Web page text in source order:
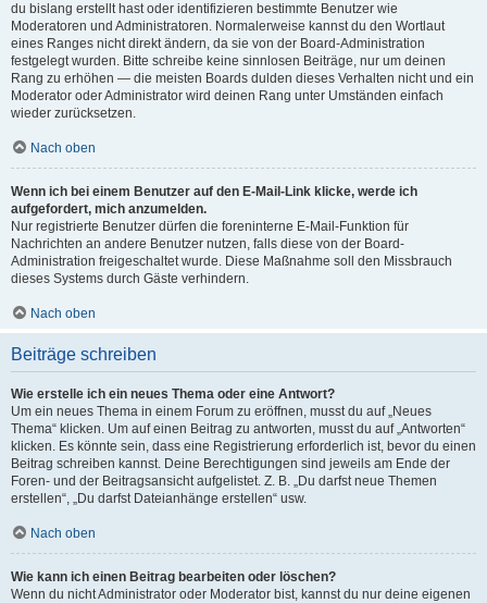
du bislang erstellt hast oder identifizieren bestimmte Benutzer wie
Moderatoren und Administratoren. Normalerweise kannst du den Wortlaut
eines Ranges nicht direkt ändern, da sie von der Board-Administration
festgelegt wurden. Bitte schreibe keine sinnlosen Beiträge, nur um deinen
Rang zu erhöhen — die meisten Boards dulden dieses Verhalten nicht und ein
Moderator oder Administrator wird deinen Rang unter Umständen einfach
wieder zurücksetzen.
Nach oben
Wenn ich bei einem Benutzer auf den E-Mail-Link klicke, werde ich
aufgefordert, mich anzumelden.
Nur registrierte Benutzer dürfen die foreninterne E-Mail-Funktion für
Nachrichten an andere Benutzer nutzen, falls diese von der Board-
Administration freigeschaltet wurde. Diese Maßnahme soll den Missbrauch
dieses Systems durch Gäste verhindern.
Nach oben
Beiträge schreiben
Wie erstelle ich ein neues Thema oder eine Antwort?
Um ein neues Thema in einem Forum zu eröffnen, musst du auf „Neues
Thema“ klicken. Um auf einen Beitrag zu antworten, musst du auf „Antworten“
klicken. Es könnte sein, dass eine Registrierung erforderlich ist, bevor du einen
Beitrag schreiben kannst. Deine Berechtigungen sind jeweils am Ende der
Foren- und der Beitragsansicht aufgelistet. Z. B. „Du darfst neue Themen
erstellen“, „Du darfst Dateianhänge erstellen“ usw.
Nach oben
Wie kann ich einen Beitrag bearbeiten oder löschen?
Wenn du nicht Administrator oder Moderator bist, kannst du nur deine eigenen